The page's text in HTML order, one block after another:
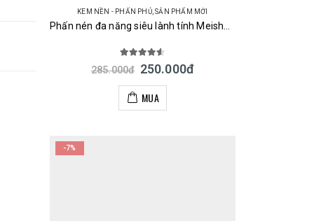
KEM NỀN - PHẤN PHỦ,SẢN PHẨM MỚI
Phấn nén đa năng siêu lành tính Meishoku Moist-Labo BB Mineral Pressed Powder 9g – Màu tự nhiên 03 Nhật
out of 5
285.000đ 250.000đ
MUA
-7%